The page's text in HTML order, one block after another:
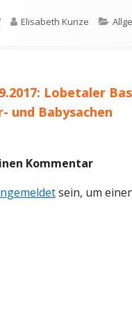
Autor
Elisabeth Kunze
Lobetaler
und Babysachen
Kommentar
sein, um